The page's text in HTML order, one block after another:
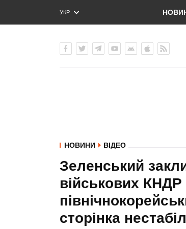
УКР
ENG
НОВИНИ ВІДЕО
Зеленський
військових
сторінка